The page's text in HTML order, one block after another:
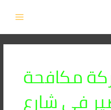
مكافحة
في شارع